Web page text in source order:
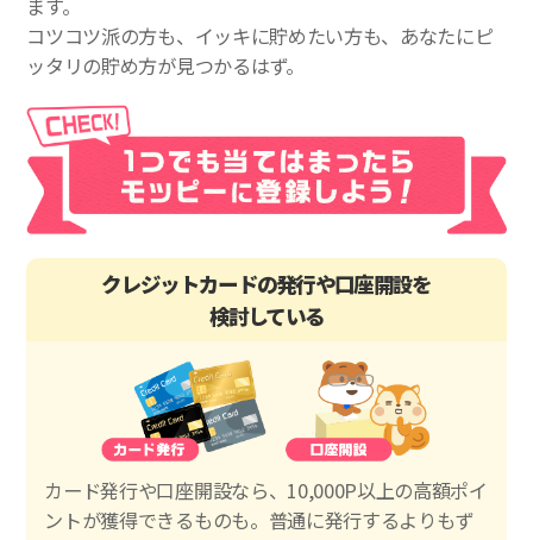
ます。
コツコツ派の方も、イッキに貯めたい方も、あなたにピ
ッタリの貯め方が見つかるはず。
クレジットカードの発行や口座開設を
検討している
カード発行や口座開設なら、10,000P以上の高額ポイ
ントが獲得できるものも。普通に発行するよりもず